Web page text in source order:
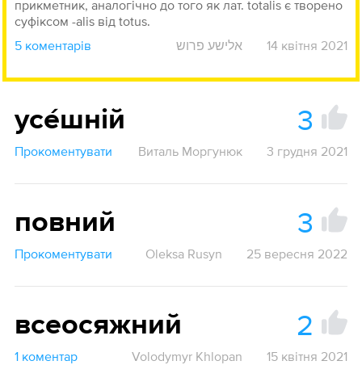
прикметник, аналогічно до того як лат. totalis є творено
суфіксом -alis від totus.
5 коментарів
אלישע פרוש 14 квітня 2021
усе́шній 3
Прокоментувати Виталь Моргунюк 3 грудня 2021
повний 3
Прокоментувати Oleksa Rusyn 25 вересня 2022
всеосяжний 2
1 коментар Volodymyr Khlopan 15 квітня 2021